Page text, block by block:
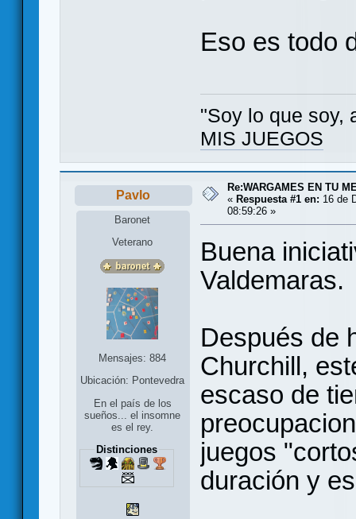
Eso es todo
"Soy lo que soy,
MIS JUEGOS
Pavlo
Baronet
Veterano
Mensajes: 884
Ubicación: Pontevedra
En el país de los
sueños... el insomne
es el rey.
Distinciones
Re:WARGAMES EN TU
« Respuesta #1 en: 16 de
08:59:26 »
Buena
Valdemaras.
Después de
Churchill,
escaso de
juegos
duración y